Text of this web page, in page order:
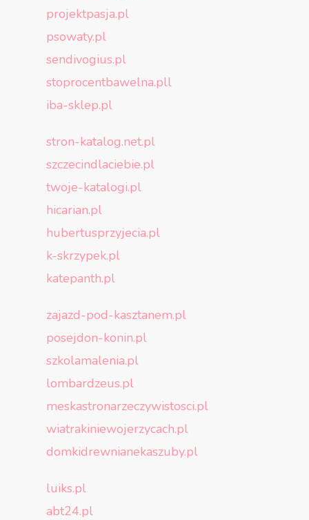
projektpasja.pl
psowaty.pl
sendivogius.pl
stoprocentbawelna.pll
iba-sklep.pl
stron-katalog.net.pl
szczecindlaciebie.pl
twoje-katalogi.pl
hicarian.pl
hubertusprzyjecia.pl
k-skrzypek.pl
katepanth.pl
zajazd-pod-kasztanem.pl
posejdon-konin.pl
szkolamalenia.pl
lombardzeus.pl
meskastronarzeczywistosci.pl
wiatrakiniewojerzycach.pl
domkidrewnianekaszuby.pl
luiks.pl
abt24.pl